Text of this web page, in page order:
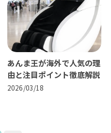
あんま王が海外で人気の理
由と注目ポイント徹底解説
2026/03/18